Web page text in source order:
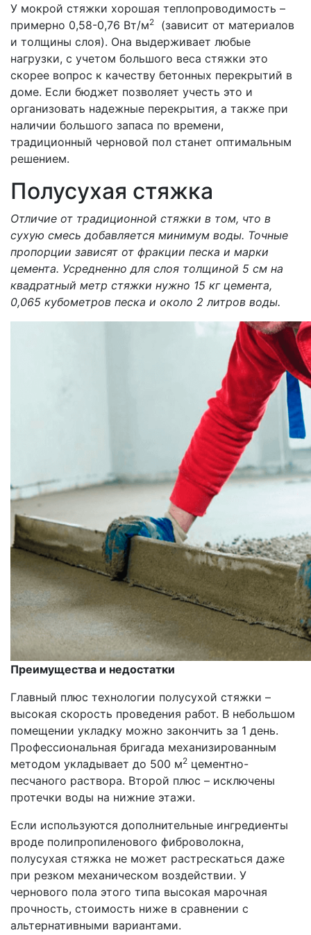
У мокрой стяжки хорошая теплопроводимость –
примерно 0,58-0,76 Вт/м2
(зависит от материалов
и толщины слоя). Она выдерживает любые
нагрузки, с учетом большого веса стяжки это
скорее вопрос к качеству бетонных перекрытий в
доме. Если бюджет позволяет учесть это и
организовать надежные перекрытия, а также при
наличии большого запаса по времени,
традиционный черновой пол станет оптимальным
решением.
Полусухая стяжка
Отличие от традиционной стяжки в том, что в
сухую смесь добавляется минимум воды. Точные
пропорции зависят от фракции песка и марки
цемента. Усредненно для слоя толщиной 5 см на
квадратный метр стяжки нужно 15 кг цемента,
0,065 кубометров песка и около 2 литров воды.
Преимущества и недостатки
Главный плюс технологии полусухой стяжки –
высокая скорость проведения работ. В небольшом
помещении укладку можно закончить за 1 день.
Профессиональная бригада механизированным
методом укладывает до 500 м2 цементно-
песчаного раствора. Второй плюс – исключены
протечки воды на нижние этажи.
Если используются дополнительные ингредиенты
вроде полипропиленового фиброволокна,
полусухая стяжка не может растрескаться даже
при резком механическом воздействии. У
чернового пола этого типа высокая марочная
прочность, стоимость ниже в сравнении с
альтернативными вариантами.